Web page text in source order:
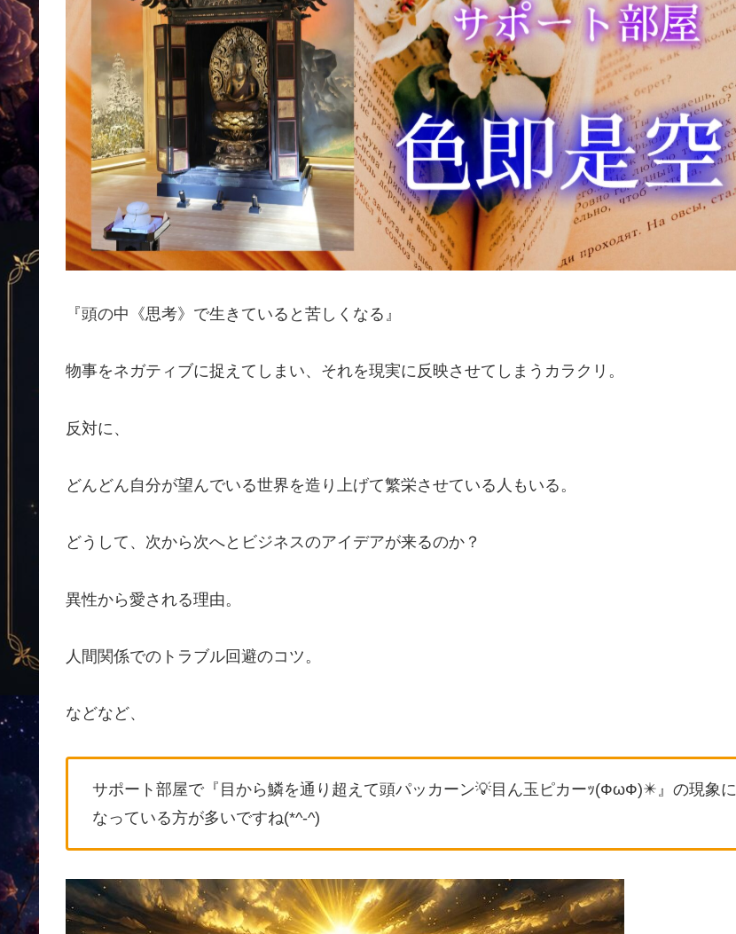
『頭の中《思考》で生きていると苦しくなる』
物事をネガティブに捉えてしまい、それを現実に反映させてしまうカラクリ。
反対に、
どんどん自分が望んでいる世界を造り上げて繁栄させている人もいる。
どうして、次から次へとビジネスのアイデアが来るのか？
異性から愛される理由。
人間関係でのトラブル回避のコツ。
などなど、
サポート部屋で『目から鱗を通り超えて頭パッカーン💡目ん玉ピカーｯ(ФωФ)✴️』の現象に
なっている方が多いですね(*^-^)